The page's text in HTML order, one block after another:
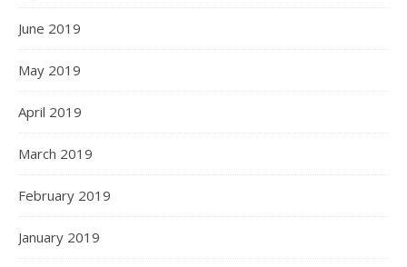
June 2019
May 2019
April 2019
March 2019
February 2019
January 2019